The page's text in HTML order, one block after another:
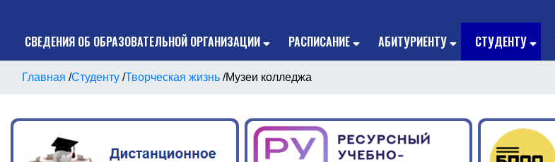
СВЕДЕНИЯ ОБ ОБРАЗОВАТЕЛЬНОЙ ОРГАНИЗАЦИИ РАСПИСАНИЕ АБИТУРИЕНТУ СТУДЕНТУ
Главная /Студенту /Творческая жизнь /Музеи колледжа